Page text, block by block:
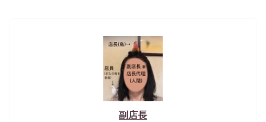
副店長